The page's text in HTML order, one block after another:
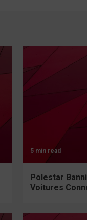
5 min read
Polestar
Voitures